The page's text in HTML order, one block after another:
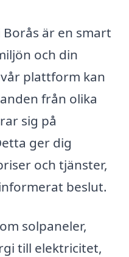
är en smart
och din
plattform kan
från olika
sig på
ger dig
och tjänster,
beslut.
solpaneler,
till elektricitet,